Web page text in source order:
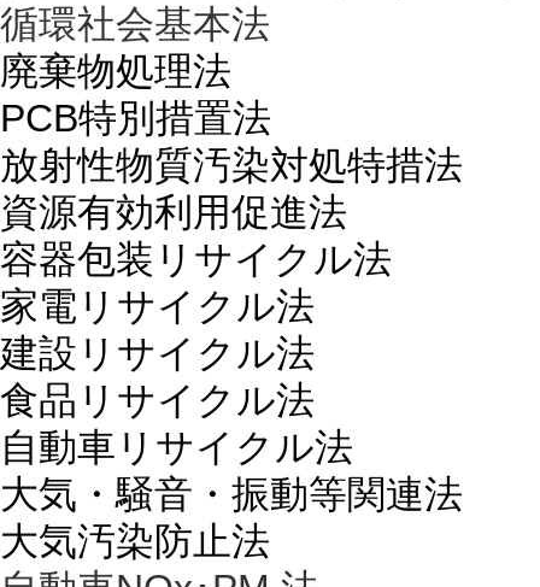
循環社会基本法
廃棄物処理法
PCB特別措置法
放射性物質汚染対処特措法
資源有効利用促進法
容器包装リサイクル法
家電リサイクル法
建設リサイクル法
食品リサイクル法
自動車リサイクル法
大気・騒音・振動等関連法
大気汚染防止法